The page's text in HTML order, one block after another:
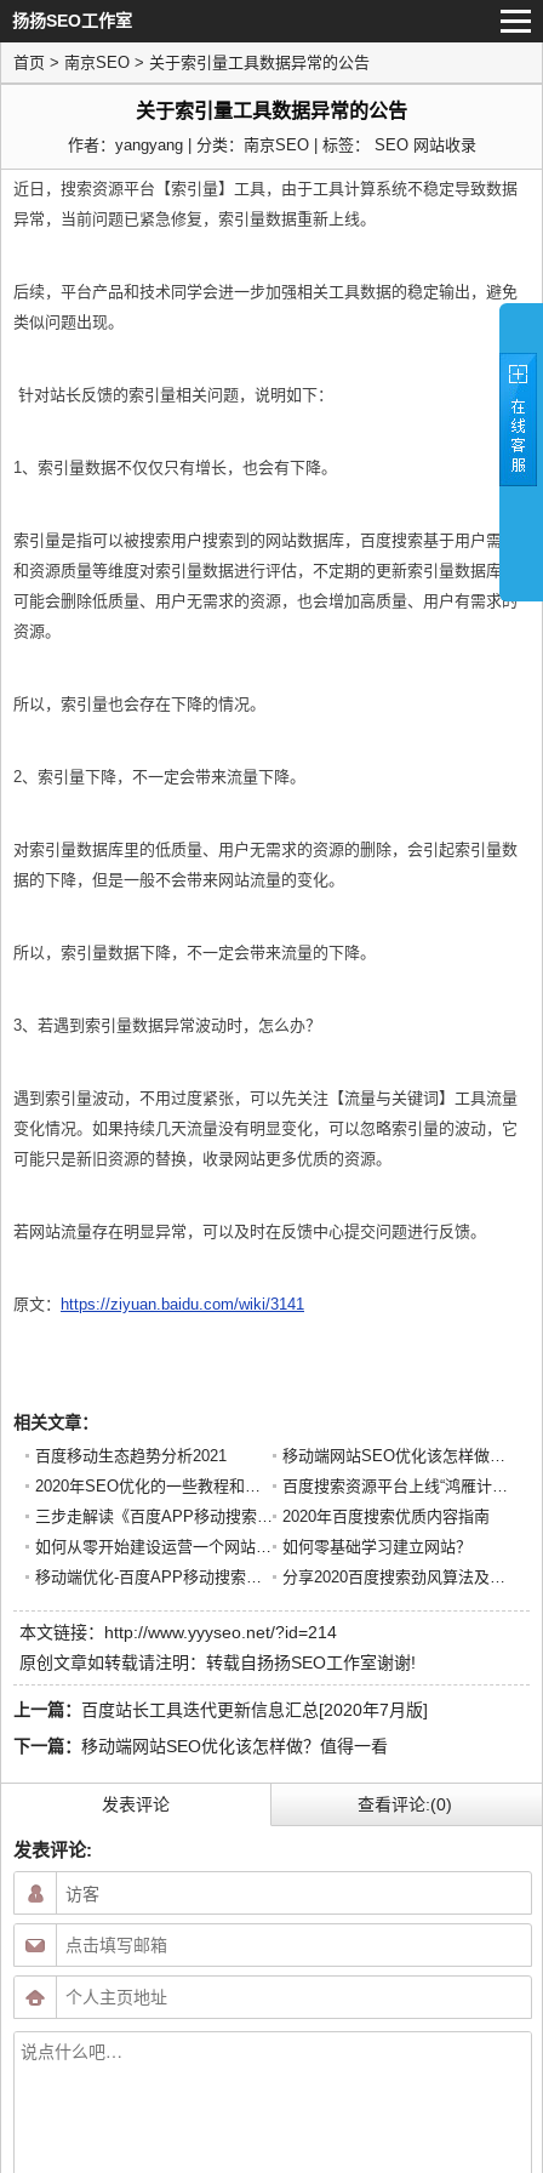
扬扬SEO工作室
首页 > 南京SEO > 关于索引量工具数据异常的公告
关于索引量工具数据异常的公告
作者：yangyang | 分类： 南京SEO| 标签： SEO 网站收录
近日，搜索资源平台【索引量】工具，由于工具计算系统不稳定导致数据
异常，当前问题已紧急修复，索引量数据重新上线。
后续，平台产品和技术同学会进一步加强相关工具数据的稳定输出，避免
类似问题出现。
针对站长反馈的索引量相关问题，说明如下：
1、索引量数据不仅仅只有增长，也会有下降。
索引量是指可以被搜索用户搜索到的网站数据库，百度搜索基于用户需求
和资源质量等维度对索引量数据进行评估，不定期的更新索引量数据库。
可能会删除低质量、用户无需求的资源，也会增加高质量、用户有需求的
资源。
所以，索引量也会存在下降的情况。
2、索引量下降，不一定会带来流量下降。
对索引量数据库里的低质量、用户无需求的资源的删除，会引起索引量数
据的下降，但是一般不会带来网站流量的变化。
所以，索引量数据下降，不一定会带来流量的下降。
3、若遇到索引量数据异常波动时，怎么办？
遇到索引量波动，不用过度紧张，可以先关注【流量与关键词】工具流量
变化情况。如果持续几天流量没有明显变化，可以忽略索引量的波动，它
可能只是新旧资源的替换，收录网站更多优质的资源。
若网站流量存在明显异常，可以及时在反馈中心提交问题进行反馈。
原文： https://ziyuan.baidu.com/wiki/3141
相关文章：
百度移动生态趋势分析2021
移动端网站SEO优化该怎样做？值得一看
2020年SEO优化的一些教程和方法思路分享
百度搜索资源平台上线“鸿雁计划”，为生态开发者传递搜索用户声音
三步走解读《百度APP移动搜索落地页体验白皮书5.0》
2020年百度搜索优质内容指南
如何从零开始建设运营一个网站呢？需要做些什么？
如何零基础学习建立网站？
移动端优化-百度APP移动搜索落地页体验白皮书5.0分享
分享2020百度搜索劲风算法及优化整改建议
本文链接： http://www.yyyseo.net/?id=214
原创文章如转载请注明：转载自扬扬SEO工作室谢谢!
上一篇： 百度站长工具迭代更新信息汇总[2020年7月版]
下一篇： 移动端网站SEO优化该怎样做？值得一看
发表评论 查看评论:(0)
发表评论: